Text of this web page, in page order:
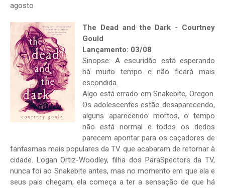
agosto
The Dead and the Dark - Courtney
Gould
Lançamento: 03/08
Sinopse: A escuridão está esperando
há muito tempo e não ficará mais
escondida.
Algo está errado em Snakebite, Oregon.
Os adolescentes estão desaparecendo,
alguns aparecendo mortos, o tempo
não está normal e todos os dedos
parecem apontar para os caçadores de
fantasmas mais populares da TV que acabaram de retornar à
cidade. Logan Ortiz-Woodley, filha dos ParaSpectors da TV,
nunca foi ao Snakebite antes, mas no momento em que ela e
seus pais chegam, ela começa a ter a sensação de que há